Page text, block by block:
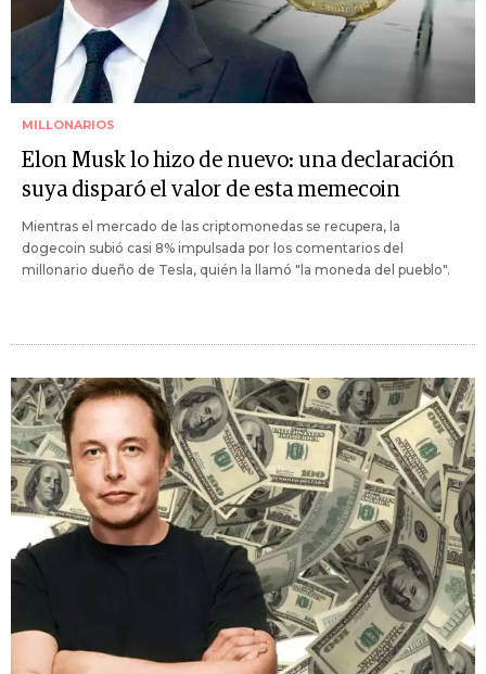
MILLONARIOS
Elon Musk lo hizo de nuevo: una declaración
suya disparó el valor de esta memecoin
Mientras el mercado de las criptomonedas se recupera, la
dogecoin subió casi 8% impulsada por los comentarios del
millonario dueño de Tesla, quién la llamó "la moneda del pueblo".